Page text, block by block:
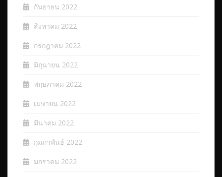
กันยายน 2022
สิงหาคม 2022
กรกฎาคม 2022
มิถุนายน 2022
พฤษภาคม 2022
เมษายน 2022
มีนาคม 2022
กุมภาพันธ์ 2022
มกราคม 2022